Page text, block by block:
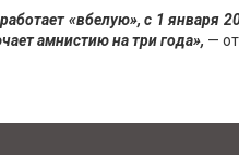
«вбелую», с 1 января
амнистию на три года», —